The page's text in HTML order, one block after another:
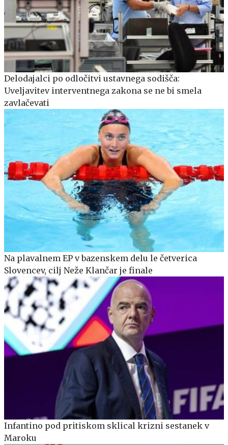
Delodajalci po odločitvi ustavnega sodišča:
Uveljavitev interventnega zakona se ne bi smela
zavlačevati
Na plavalnem EP v bazenskem delu le četverica
Slovencev, cilj Neže Klančar je finale
Infantino pod pritiskom sklical krizni sestanek v
Maroku